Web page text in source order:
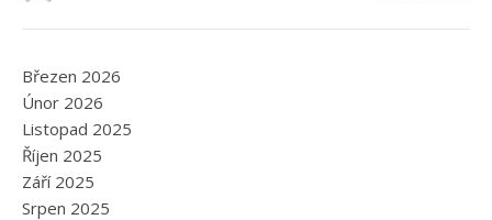
Březen 2026
Únor 2026
Listopad 2025
Říjen 2025
Září 2025
Srpen 2025